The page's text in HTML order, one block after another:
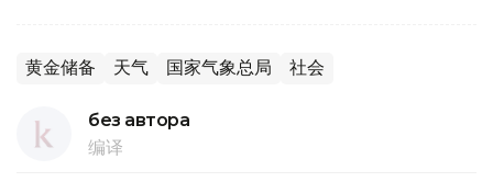
黄金储备 天气 国家气象总局 社会
без автора
编译